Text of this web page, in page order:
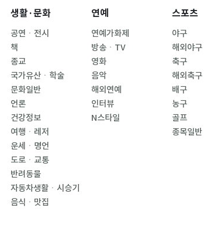
생활·문화
공연ㆍ전시
책
종교
국가유산ㆍ학술
문화일반
언론
건강정보
여행ㆍ레저
운세ㆍ명언
도로ㆍ교통
반려동물
자동차생활ㆍ시승기
음식ㆍ맛집
연예
연예가화제
방송ㆍTV
영화
음악
해외연예
인터뷰
N스타일
스포츠
야구
해외야구
축구
해외축구
배구
농구
골프
종목일반